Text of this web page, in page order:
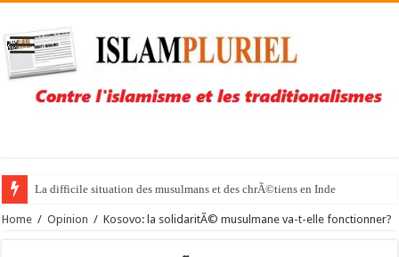
La difficile situation des musulmans et des chrÃ©tiens en Inde
Home / Opinion / Kosovo: la solidaritÃ© musulmane va-t-elle fonctionner?